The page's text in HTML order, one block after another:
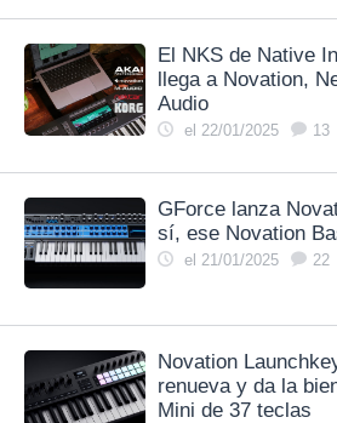
El NKS de Native
llega a Novation,
Audio
el 22/01/2025 13
GForce lanza
sí, ese Novation
el 21/01/2025 22
Novation
renueva y da la
Mini de 37 teclas